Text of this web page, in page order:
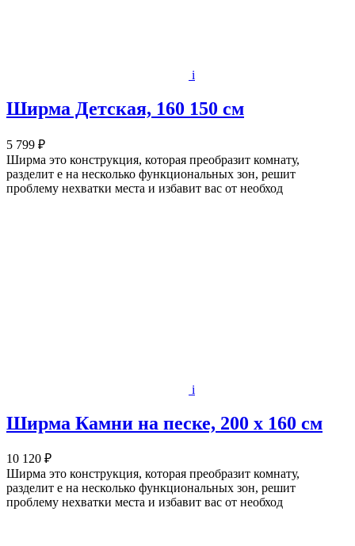
i
Ширма Детская, 160 150 см
5 799 ₽
Ширма это конструкция, которая преобразит комнату,
разделит е на несколько функциональных зон, решит
проблему нехватки места и избавит вас от необход
i
Ширма Камни на песке, 200 х 160 см
10 120 ₽
Ширма это конструкция, которая преобразит комнату,
разделит е на несколько функциональных зон, решит
проблему нехватки места и избавит вас от необход